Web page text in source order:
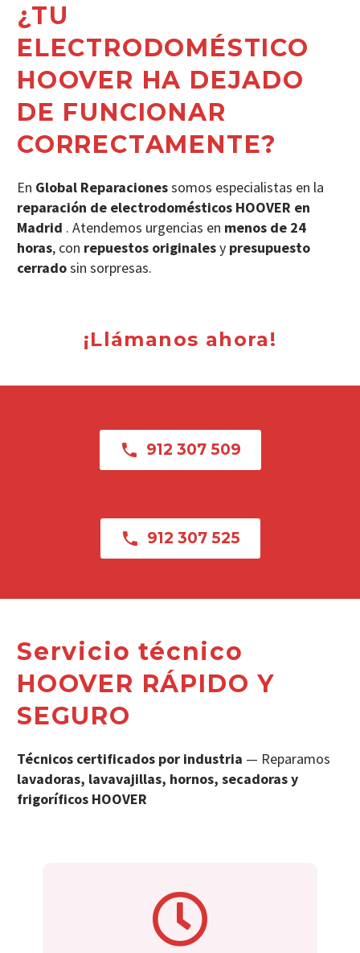
¿TU
ELECTRODOMÉSTICO
HOOVER HA DEJADO
DE FUNCIONAR
CORRECTAMENTE?
En Global Reparacionessomos especialistas en la
reparación de electrodomésticos HOOVER en
Madrid . Atendemos urgencias en menos de 24
horas, con repuestos originalesy presupuesto
cerradosin sorpresas.
¡Llámanos ahora!
 912 307 509
 912 307 525
Servicio técnico
HOOVER RÁPIDO Y
SEGURO
Técnicos certificados por industria — Reparamos
lavadoras, lavavajillas, hornos, secadoras y
frigoríficos HOOVER